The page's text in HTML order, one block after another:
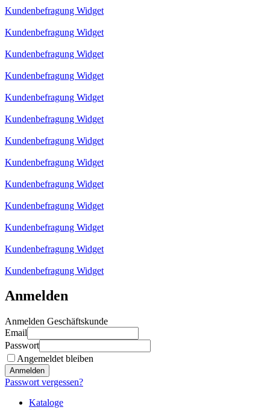
Kundenbefragung Widget
Kundenbefragung Widget
Kundenbefragung Widget
Kundenbefragung Widget
Kundenbefragung Widget
Kundenbefragung Widget
Kundenbefragung Widget
Kundenbefragung Widget
Kundenbefragung Widget
Kundenbefragung Widget
Kundenbefragung Widget
Kundenbefragung Widget
Kundenbefragung Widget
Anmelden
Anmelden Geschäftskunde
Email
Passwort
Angemeldet bleiben
Anmelden
Passwort vergessen?
Kataloge